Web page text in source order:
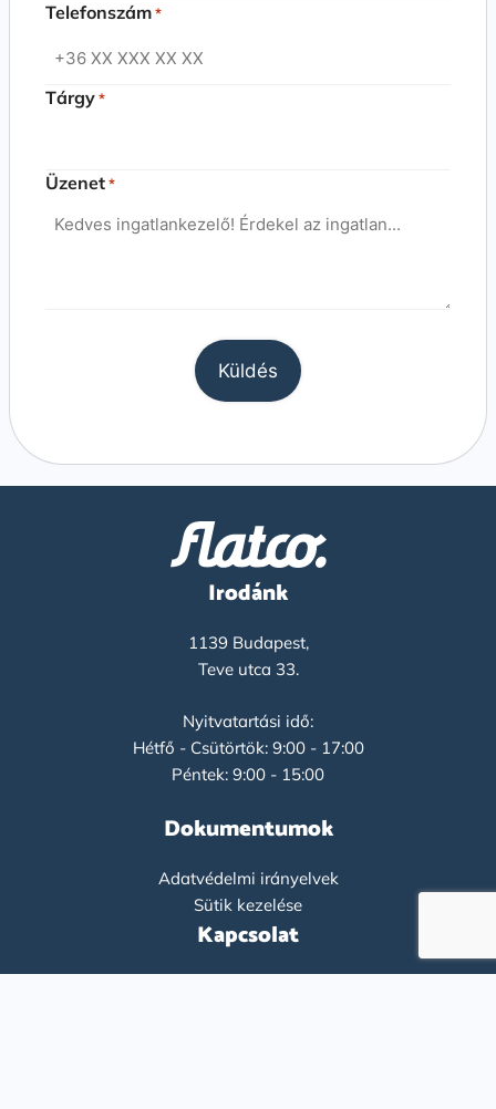
Telefonszám *
Tárgy *
Üzenet *
Irodánk
1139 Budapest,
Teve utca 33.
Nyitvatartási idő:
Hétfő - Csütörtök: 9:00 - 17:00
Péntek: 9:00 - 15:00
Dokumentumok
Adatvédelmi irányelvek
Sütik kezelése
Kapcsolat